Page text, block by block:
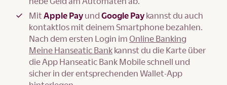
Mit Apple Pay und Google Pay kannst du auch
kontaktlos mit deinem Smartphone bezahlen.
Nach dem ersten Login im Online Banking
Meine Hanseatic Bank kannst du die Karte über
die App Hanseatic Bank Mobile schnell und
sicher in der entsprechenden Wallet-App